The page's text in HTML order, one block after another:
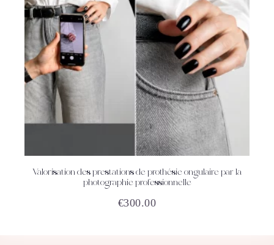
ACHETEZ DÉTAILS
Valorisation des prestations de prothésie ongulaire par la
photographie professionnelle
€300.00